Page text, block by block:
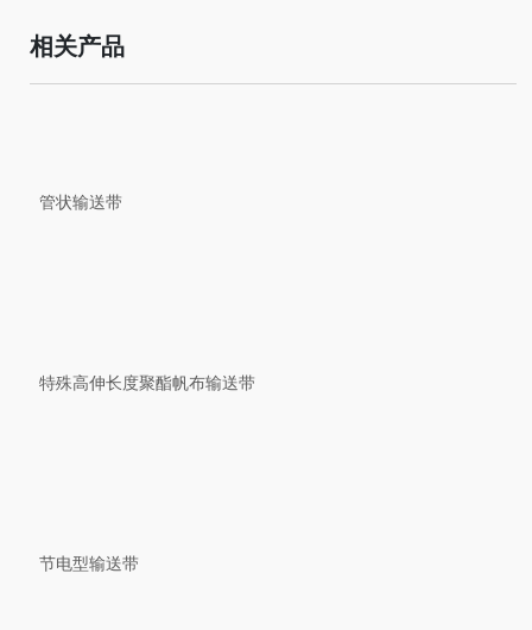
相关产品
管状输送带
特殊高伸长度聚酯帆布输送带
节电型输送带